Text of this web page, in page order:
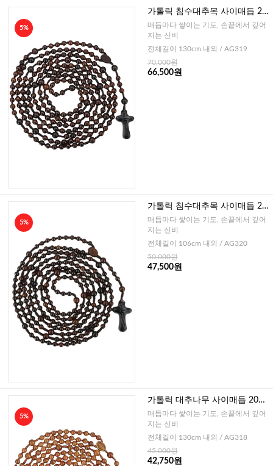
5%
가톨릭 침수대추목 사이매듭 20
단묵주-8mm
매듭마다 쌓이는 기도, 손끝에서 깊어
지는 신비
전체길이 130cm 내외 / AG319
70,000원
66,500원
5%
가톨릭 침수대추목 사이매듭 20
단묵주-6mm
매듭마다 쌓이는 기도, 손끝에서 깊어
지는 신비
전체길이 106cm 내외 / AG320
50,000원
47,500원
5%
가톨릭 대추나무 사이매듭 20단
묵주-8mm
매듭마다 쌓이는 기도, 손끝에서 깊어
지는 신비
전체길이 130cm 내외 / AG318
45,000원
42,750원